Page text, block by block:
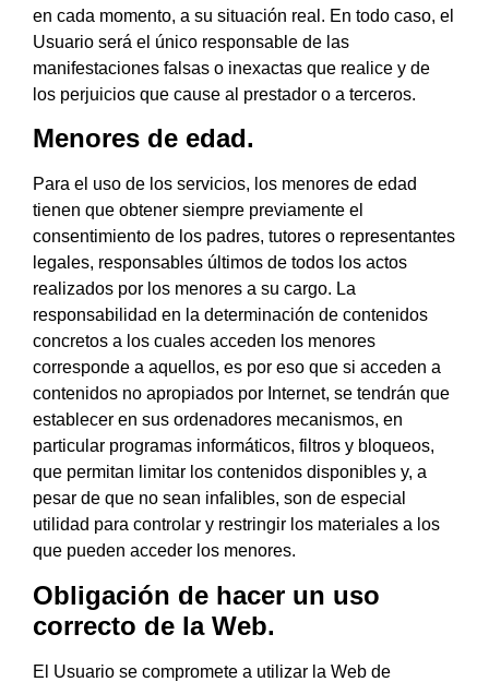
en cada momento, a su situación real. En todo caso, el
Usuario será el único responsable de las
manifestaciones falsas o inexactas que realice y de
los perjuicios que cause al prestador o a terceros.
Menores de edad.
Para el uso de los servicios, los menores de edad
tienen que obtener siempre previamente el
consentimiento de los padres, tutores o representantes
legales, responsables últimos de todos los actos
realizados por los menores a su cargo. La
responsabilidad en la determinación de contenidos
concretos a los cuales acceden los menores
corresponde a aquellos, es por eso que si acceden a
contenidos no apropiados por Internet, se tendrán que
establecer en sus ordenadores mecanismos, en
particular programas informáticos, filtros y bloqueos,
que permitan limitar los contenidos disponibles y, a
pesar de que no sean infalibles, son de especial
utilidad para controlar y restringir los materiales a los
que pueden acceder los menores.
Obligación de hacer un uso
correcto de la Web.
El Usuario se compromete a utilizar la Web de